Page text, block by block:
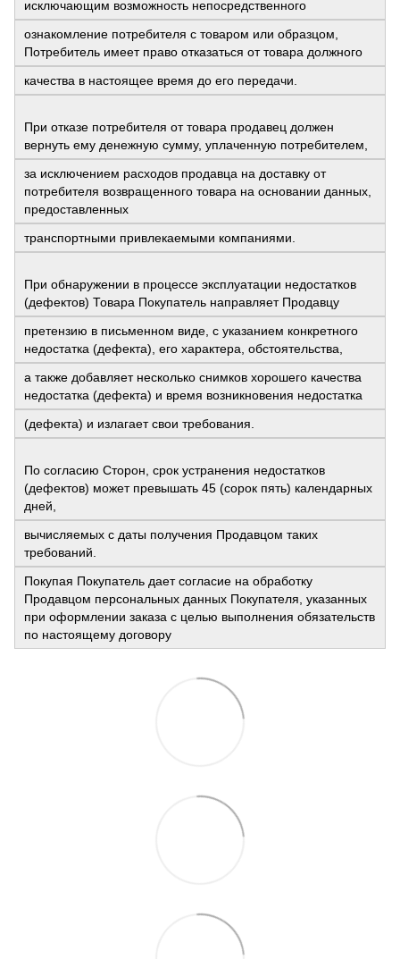
исключающим возможность непосредственного
ознакомление потребителя с товаром или образцом,
Потребитель имеет право отказаться от товара должного
качества в настоящее время до его передачи.
При отказе потребителя от товара продавец должен
вернуть ему денежную сумму, уплаченную потребителем,
за исключением расходов продавца на доставку от
потребителя возвращенного товара на основании данных,
предоставленных
транспортными привлекаемыми компаниями.
При обнаружении в процессе эксплуатации недостатков
(дефектов) Товара Покупатель направляет Продавцу
претензию в письменном виде, с указанием конкретного
недостатка (дефекта), его характера, обстоятельства,
а также добавляет несколько снимков хорошего качества
недостатка (дефекта) и время возникновения недостатка
(дефекта) и излагает свои требования.
По согласию Сторон, срок устранения недостатков
(дефектов) может превышать 45 (сорок пять) календарных
дней,
вычисляемых с даты получения Продавцом таких
требований.
Покупая Покупатель дает согласие на обработку
Продавцом персональных данных Покупателя, указанных
при оформлении заказа с целью выполнения обязательств
по настоящему договору